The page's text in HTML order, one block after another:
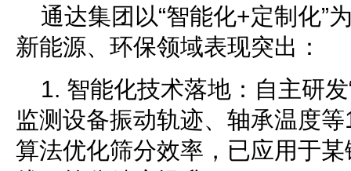
通达集团以“智能化+定制化”
新能源、环保领域表现突出：
1. 智能化技术落地：自主研
监测设备振动轨迹、轴承温度
算法优化筛分效率，已应用于